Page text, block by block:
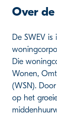
Over
De SWEV
Die
Wonen,
(WSN).
op het